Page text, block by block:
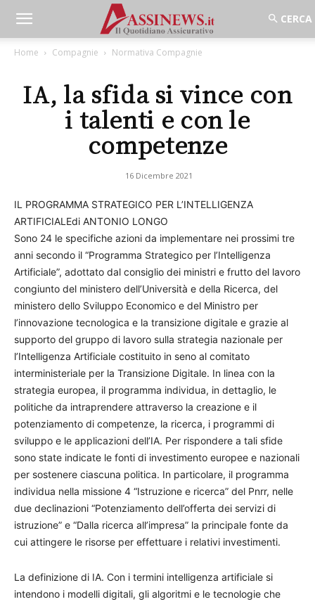
Home Compagnie Normativa Compagnie
IA, la sfida si vince con
i talenti e con le
competenze
16 Dicembre 2021
IL PROGRAMMA STRATEGICO PER L’INTELLIGENZA
ARTIFICIALEdi ANTONIO LONGO
Sono 24 le specifiche azioni da implementare nei prossimi tre
anni secondo il “Programma Strategico per l’Intelligenza
Artificiale”, adottato dal consiglio dei ministri e frutto del lavoro
congiunto del ministero dell’Università e della Ricerca, del
ministero dello Sviluppo Economico e del Ministro per
l’innovazione tecnologica e la transizione digitale e grazie al
supporto del gruppo di lavoro sulla strategia nazionale per
l’Intelligenza Artificiale costituito in seno al comitato
interministeriale per la Transizione Digitale. In linea con la
strategia europea, il programma individua, in dettaglio, le
politiche da intraprendere attraverso la creazione e il
potenziamento di competenze, la ricerca, i programmi di
sviluppo e le applicazioni dell’IA. Per rispondere a tali sfide
sono state indicate le fonti di investimento europee e nazionali
per sostenere ciascuna politica. In particolare, il programma
individua nella missione 4 “Istruzione e ricerca” del Pnrr, nelle
due declinazioni “Potenziamento dell’offerta dei servizi di
istruzione” e “Dalla ricerca all’impresa” la principale fonte da
cui attingere le risorse per effettuare i relativi investimenti.
La definizione di IA. Con i termini intelligenza artificiale si
intendono i modelli digitali, gli algoritmi e le tecnologie che